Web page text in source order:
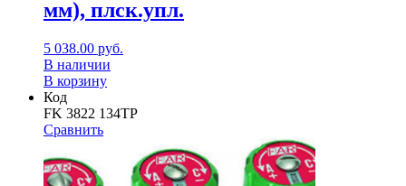
мм), плск.упл.
5 038.00 руб.
В наличии
В корзину
Код
FK 3822 134TP
Сравнить